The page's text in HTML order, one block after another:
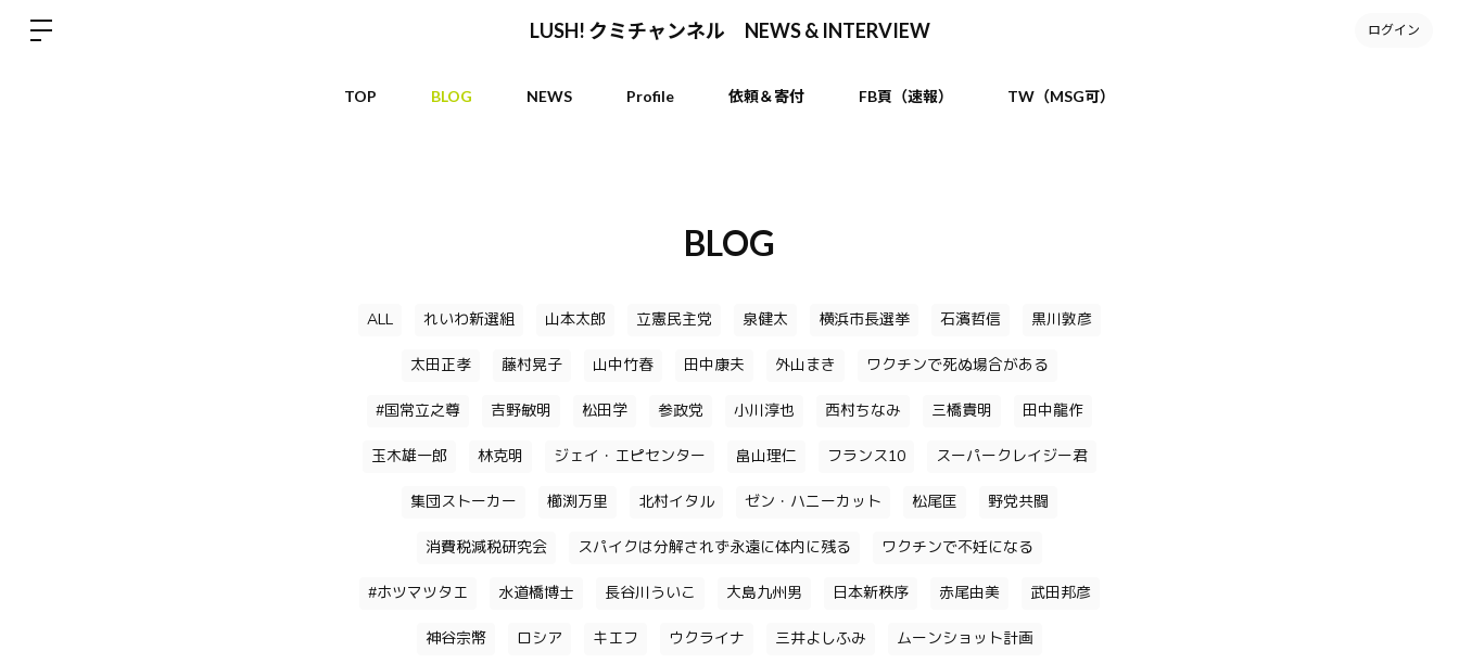
LUSH! クミチャンネル NEWS & INTERVIEW ログイン
TOP BLOG NEWS Profile 依頼＆寄付 FB頁（速報） TW（MSG可）
BLOG
ALL れいわ新選組 山本太郎 立憲民主党 泉健太 横浜市長選挙 石濱哲信 黒川敦彦
太田正孝 藤村晃子 山中竹春 田中康夫 外山まき ワクチンで死ぬ場合がある
#国常立之尊 吉野敏明 松田学 参政党 小川淳也 西村ちなみ 三橋貴明 田中龍作
玉木雄一郎 林克明 ジェイ・エピセンター 畠山理仁 フランス10 スーパークレイジー君
集団ストーカー 櫛渕万里 北村イタル ゼン・ハニーカット 松尾匡 野党共闘
消費税減税研究会 スパイクは分解されず永遠に体内に残る ワクチンで不妊になる
#ホツマツタエ 水道橋博士 長谷川ういこ 大島九州男 日本新秩序 赤尾由美 武田邦彦
神谷宗幣 ロシア キエフ ウクライナ 三井よしふみ ムーンショット計画